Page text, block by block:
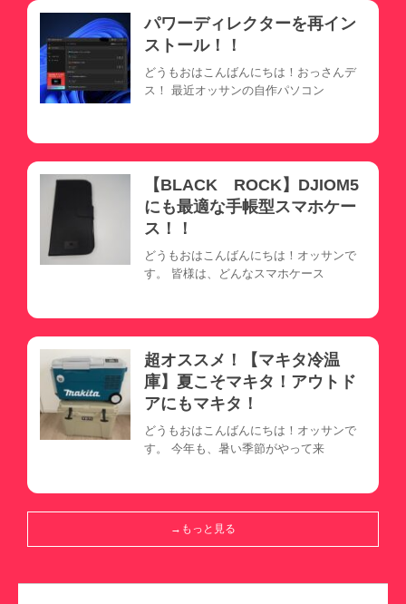
パワーディレクターを再イン
ストール！！
どうもおはこんばんにちは！おっさんデ
ス！ 最近オッサンの自作パソコン
【BLACK ROCK】DJIOM5
にも最適な手帳型スマホケー
ス！！
どうもおはこんばんにちは！オッサンで
す。 皆様は、どんなスマホケース
超オススメ！【マキタ冷温
庫】夏こそマキタ！アウトド
アにもマキタ！
どうもおはこんばんにちは！オッサンで
す。 今年も、暑い季節がやって来
→もっと見る